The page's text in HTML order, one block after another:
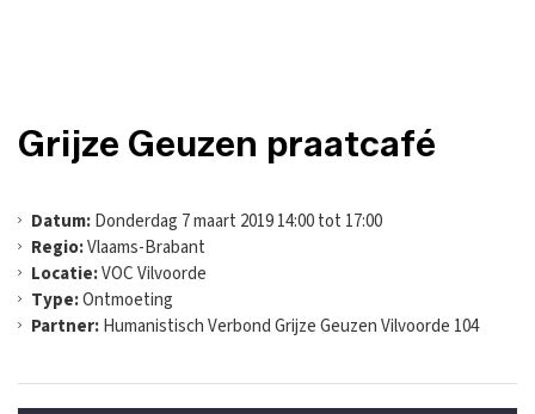
Grijze Geuzen praatcafé
Datum:Donderdag 7 maart 2019 14:00 tot 17:00
Regio:Vlaams-Brabant
Locatie:VOC Vilvoorde
Type:Ontmoeting
Partner:Humanistisch Verbond Grijze Geuzen Vilvoorde 104